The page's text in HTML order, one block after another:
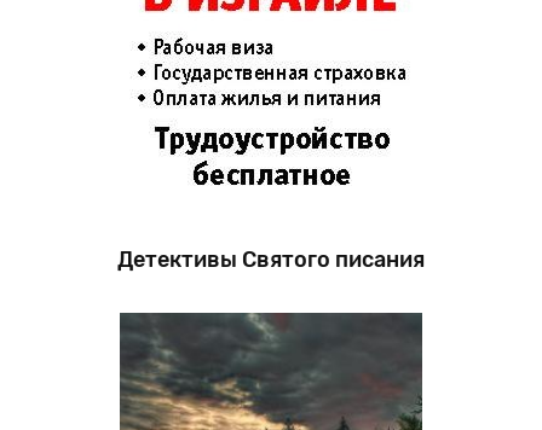
Детективы Святого писания